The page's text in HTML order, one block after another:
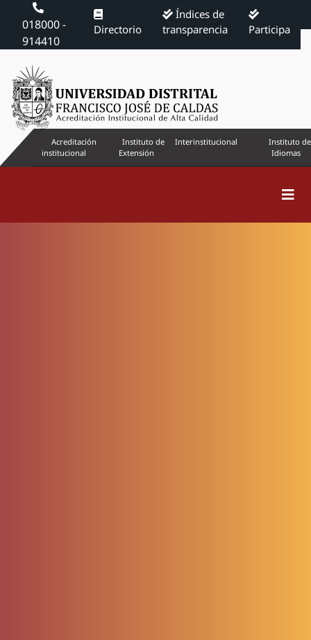
018000 -
914410
Directorio
Índices de
transparencia
Participa
Acreditación
institucional
Instituto de
Extensión
Interinstitucional
Instituto de
Idiomas